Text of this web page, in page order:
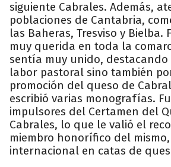
siguiente Cabrales. Además,
poblaciones de Cantabria,
las Baheras, Tresviso y Bielba.
muy querida en toda la
sentía muy unido, destacando
labor pastoral sino también
promoción del queso de
escribió varias monografías.
impulsores del Certamen del
Cabrales, lo que le valió el
miembro honorífico del
internacional en catas de